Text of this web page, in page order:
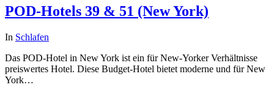
POD-Hotels 39 & 51 (New York)
In Schlafen
Das POD-Hotel in New York ist ein für New-Yorker Verhältnisse
preiswertes Hotel. Diese Budget-Hotel bietet moderne und für New
York…